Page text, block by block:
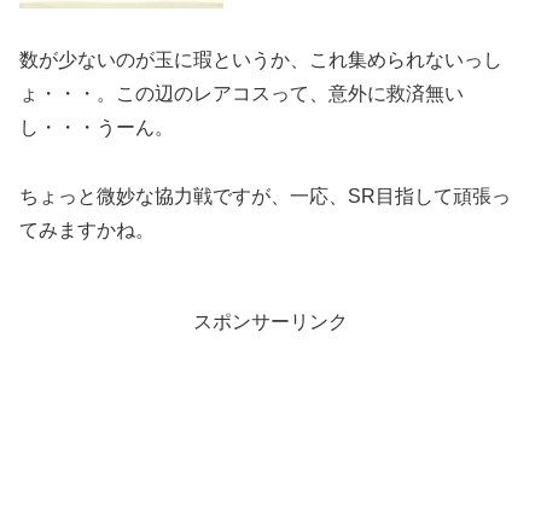
数が少ないのが玉に瑕というか、これ集められないっし
ょ・・・。この辺のレアコスって、意外に救済無い
し・・・うーん。
ちょっと微妙な協力戦ですが、一応、SR目指して頑張っ
てみますかね。
スポンサーリンク